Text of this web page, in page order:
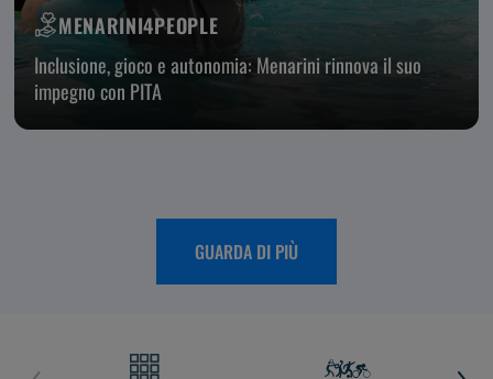
MENARINI4PEOPLE
Inclusione, gioco e autonomia: Menarini rinnova il suo
impegno con PITA
GUARDA DI PIÙ